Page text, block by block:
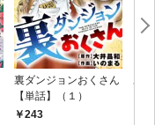
裏ダンジョンおくさん
【単話】（１）
243
あ